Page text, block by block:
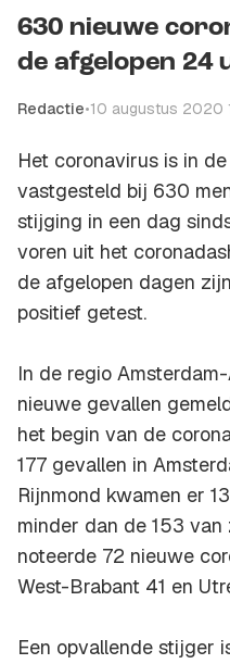
630 nieuwe
de afgelopen 24
Redactie•10 augustus 2020
Het coronavirus is in
vastgesteld bij 630
stijging in een dag
voren uit het
de afgelopen dagen
positief getest.
In de regio
nieuwe gevallen
het begin van de
177 gevallen in
Rijnmond kwamen er
minder dan de 153 van
noteerde 72 nieuwe
West-Brabant 41 en
Een opvallende stijger